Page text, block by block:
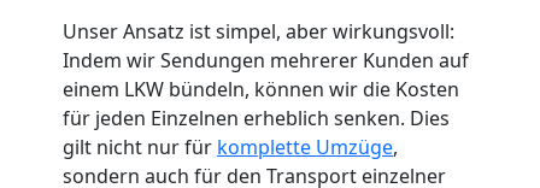
Unser Ansatz ist simpel, aber wirkungsvoll:
Indem wir Sendungen mehrerer Kunden auf
einem LKW bündeln, können wir die Kosten
für jeden Einzelnen erheblich senken. Dies
gilt nicht nur für komplette Umzüge,
sondern auch für den Transport einzelner
Möbeltaxi
Wiener